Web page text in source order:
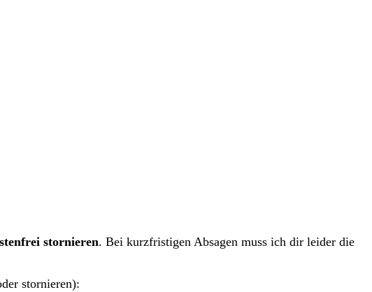
stornieren. Bei kurzfristigen Absagen muss ich dir leider die
stornieren):